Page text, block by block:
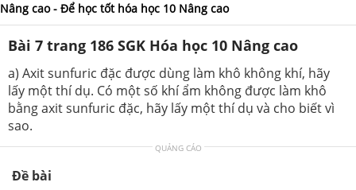
Nâng cao - Để học tốt hóa học 10 Nâng cao
Bài 7 trang 186 SGK Hóa học 10 Nâng cao
a) Axit sunfuric đặc được dùng làm khô không khí, hãy
lấy một thí dụ. Có một số khí ẩm không được làm khô
bằng axit sunfuric đặc, hãy lấy một thí dụ và cho biết vì
sao.
QUẢNG CÁO
Đề bài